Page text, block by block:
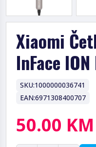
Xiaomi
InFace
SKU:1000000036741
EAN:6971308400707
50.00 KM